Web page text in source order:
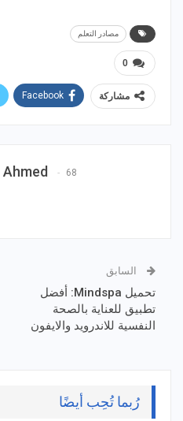
مصادر التعلم
0
مشاركة Facebook
Ahmed 68 مشاركة
السابق
تحميل Mindspa: أفضل
تطبيق للعناية بالصحة
النفسية للاندرويد والايفون
رُبما تُحِب أيضًا